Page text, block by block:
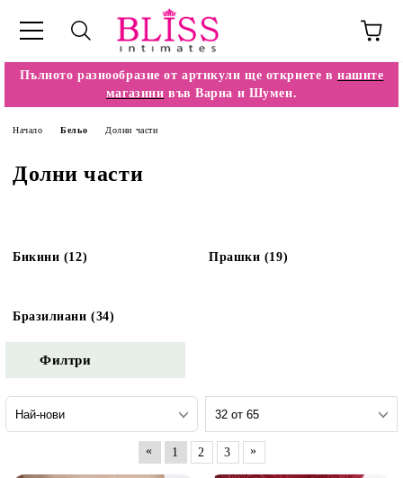
Пълното разнообразие от артикули ще откриете в нашите
магазини във Варна и Шумен.
Начало Бельо Долни части
Долни части
Бикини (12) Прашки (19)
Бразилиани (34)
Филтри
« 1 2 3 »